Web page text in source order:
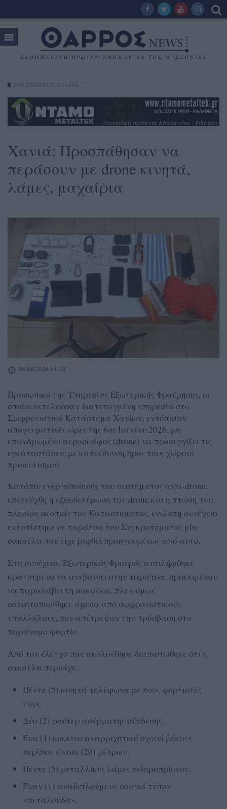
Χανιά: Προσπάθησαν να
περάσουν με drone κινητά,
λάμες, μαχαίρια
08/06/2026 14:18
Προσωπικό της Υπηρεσίας Εξωτερικής Φρούρησης, οι
οποίοι εκτελούσαν διατεταγμένη υπηρεσία στο
Σωφρονιστικό Κατάστημα Χανίων, εντόπισαν
απογευματινές ώρες της 6ης Ιουνίου 2026, μη
επανδρωμένο αεροσκάφος (drone) να προσεγγίζει τις
εγκαταστάσεις με κατεύθυνση προς τους χώρους
προαυλισμού.
Κατόπιν ενεργοποίησης του συστήματος αντι-drone,
επετεύχθη η εξουδετέρωση του drone και η πτώση του,
πλησίον σκοπιάς του Καταστήματος, ενώ στη συνέχεια
εντοπίστηκε σε ταράτσα του Συγκροτήματος μία
σακούλα που είχε ριφθεί προηγουμένως από αυτό.
Στη συνέχεια, Εξωτερικός Φρουρός αντιλήφθηκε
κρατούμενο να ανεβαίνει στην ταράτσα, προκειμένου
να παραλάβει τη σακούλα, πλην όμως
ακινητοποιήθηκε άμεσα από σωφρονιστικούς
υπαλλήλους, που απέτρεψαν την πρόσβαση στο
παράνομο φορτίο.
Από τον έλεγχο που ακολούθησε διαπιστώθηκε ότι η
σακούλα περιείχε:
Πέντε (5) κινητά τηλέφωνα με τους φορτιστές
τους.
Δύο (2) ρούτερ ασύρματης σύνδεσης.
Ένα (1) κόκκινο αναρριχητικό σχοινί μήκους
περίπου είκοσι (20) μέτρων.
Πέντε (5) μεταλλικές λάμες σιδηροπρίονου.
Έναν (1) αναδιπλούμενο σουγιά τύπου
«πεταλούδα».